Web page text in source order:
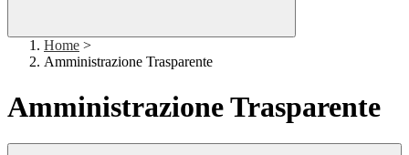
Home >
Amministrazione Trasparente
Amministrazione Trasparente